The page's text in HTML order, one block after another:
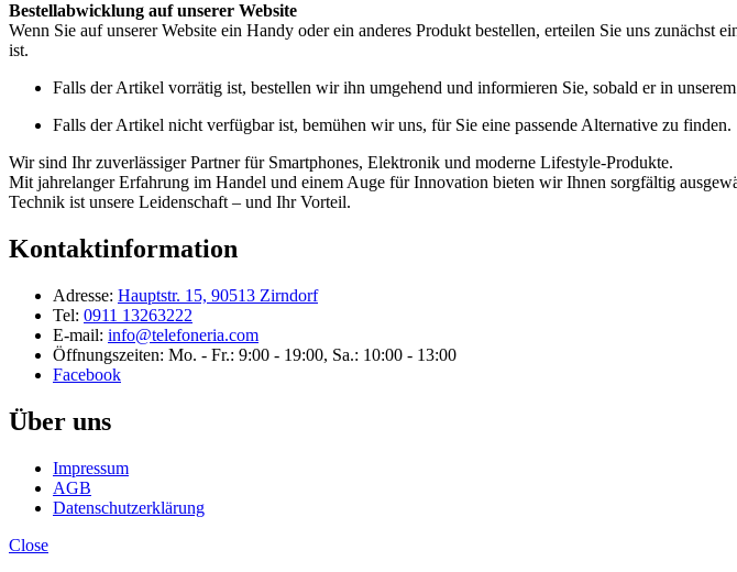
Bestellabwicklung auf unserer Website
Wenn Sie auf unserer Website ein Handy oder ein anderes Produkt bestellen, erteilen Sie uns
ist.
Falls der Artikel vorrätig ist, bestellen wir ihn umgehend und informieren Sie, sobald er in
Falls der Artikel nicht verfügbar ist, bemühen wir uns, für Sie eine passende Alternative zu finden.
Wir sind Ihr zuverlässiger Partner für Smartphones, Elektronik und moderne Lifestyle-Produkte.
Mit jahrelanger Erfahrung im Handel und einem Auge für Innovation bieten wir Ihnen sorgfältig
Technik ist unsere Leidenschaft – und Ihr Vorteil.
Kontaktinformation
Adresse: Hauptstr. 15, 90513 Zirndorf
Tel: 0911 13263222
E-mail: info@telefoneria.com
Öffnungszeiten: Mo. - Fr.: 9:00 - 19:00, Sa.: 10:00 - 13:00
Facebook
Über uns
Impressum
AGB
Datenschutzerklärung
Close